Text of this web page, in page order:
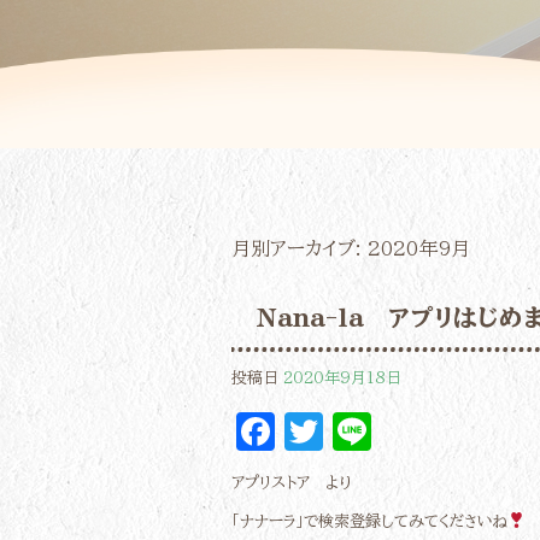
月別アーカイブ: 2020年9月
Nana-la アプリはじめ
投稿日 2020年9月18日
Facebook
Twitter
Line
アプリストア より
「ナナーラ」で検索登録してみてくださいね